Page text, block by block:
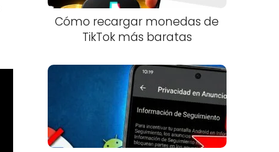
Cómo recargar monedas de
TikTok más baratas